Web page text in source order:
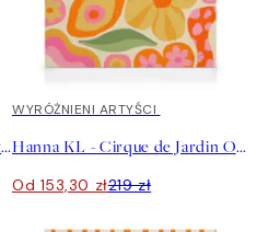
Friendly Flowers Obraz na płótnie Obraz na płótnie
30%*
WYRÓŻNIENI ARTYŚCI
Hanna KL - Cirque de Jardin Obraz na płótnie
Od 153,30 zł219 zł